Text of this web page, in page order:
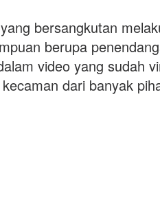
a
s
a
n
B
bersangkutan
berupa
video yang sudah
dari banyak